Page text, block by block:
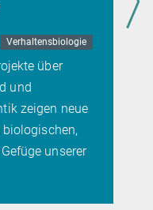
Verhaltensbiologie
über
und
zeigen neue
unserer